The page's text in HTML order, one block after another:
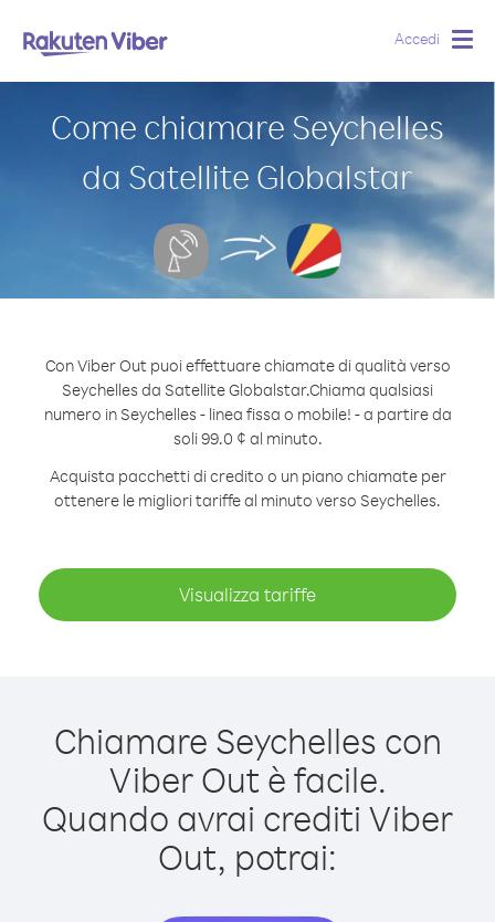
Accedi
Come chiamare Seychelles
da Satellite Globalstar
Con Viber Out puoi effettuare chiamate di qualità verso
Seychelles da Satellite Globalstar.Chiama qualsiasi
numero in Seychelles - linea fissa o mobile! - a partire da
soli 99.0 ¢ al minuto.
Acquista pacchetti di credito o un piano chiamate per
ottenere le migliori tariffe al minuto verso Seychelles.
Visualizza tariffe
Chiamare Seychelles con
Viber Out è facile.
Quando avrai crediti Viber
Out, potrai: